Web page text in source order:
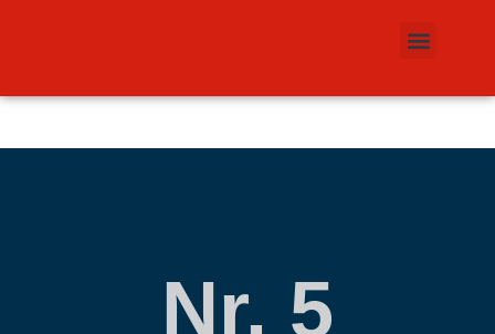
Nr. 5